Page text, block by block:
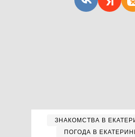
ЗНАКОМСТВА В
ПОГОДА В